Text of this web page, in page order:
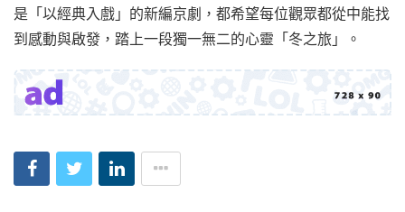
是「以經典入戲」的新編京劇，都希望每位觀眾都從中能找
到感動與啟發，踏上一段獨一無二的心靈「冬之旅」。